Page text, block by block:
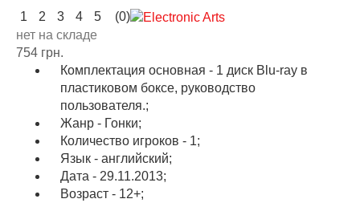
1 2 3 4 5
(0)
нет на складе
754 грн.
Комплектация основная - 1 диск Blu-ray в
пластиковом боксе, руководство
пользователя.;
Жанр - Гонки;
Количество игроков - 1;
Язык - английский;
Дата - 29.11.2013;
Возраст - 12+;